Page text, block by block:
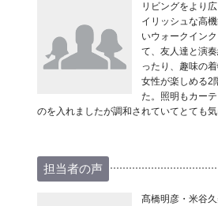
リビングをより
イリッシュな高
いウォークイン
て、友人達と演
ったり、趣味の
女性が楽しめる2
た。照明もカー
のを入れましたが調和されていてとても気
担当者の声
髙橋明彦・米谷